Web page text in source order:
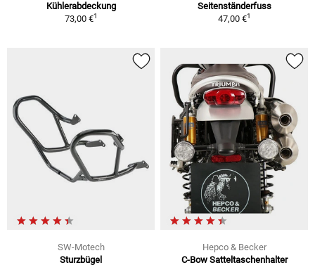
Kühlerabdeckung
73,00 €1
Seitenständerfuss
47,00 €1
SW-Motech
Sturzbügel
Hepco & Becker
C-Bow Satteltaschenhalter